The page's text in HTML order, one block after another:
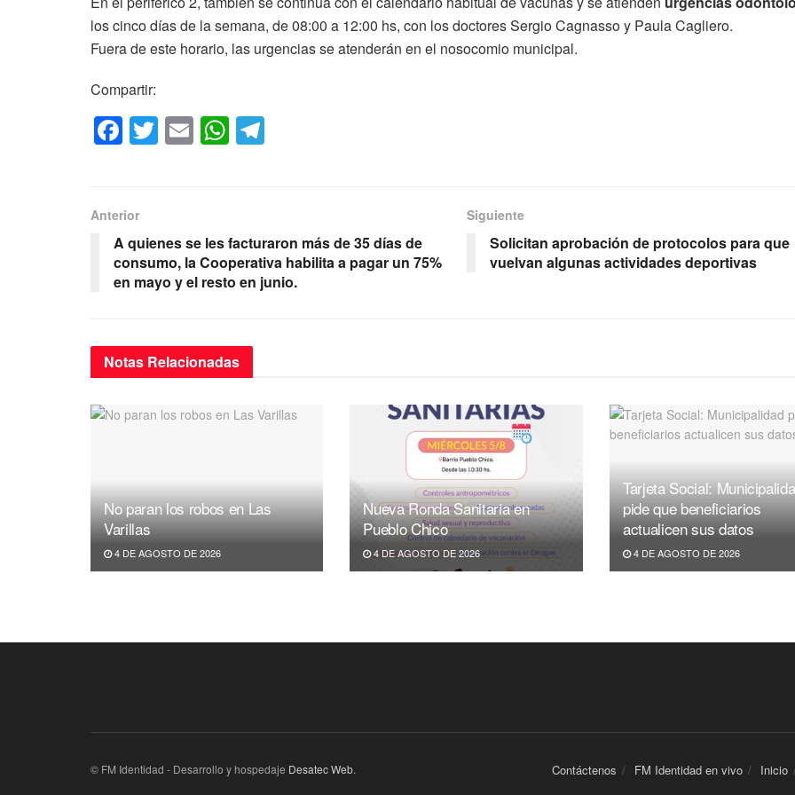
los cinco días de la semana, de 08:00 a 12:00 hs, con los doctores Sergio Cagnasso y Paula Cagliero.
Fuera de este horario, las urgencias se atenderán en el nosocomio municipal.
Compartir:
F
e
b
o
o
T E W
A
p
p
a
m
Anterior
A quienes se les facturaron más de 35 días de
consumo, la Cooperativa habilita a pagar un 75%
en mayo y el resto en junio.
Siguiente
Solicitan aprobación de protocolos para que
vuelvan algunas actividades deportivas
Notas Relacionadas
No paran los robos en Las
Varillas
4 DE AGOSTO DE 2026
Nueva Ronda Sanitaria en
Pueblo Chico
4 DE AGOSTO DE 2026
Tarjeta Social:
pide que beneficiarios
actualicen sus datos
4 DE AGOSTO DE 2026
Contáctenos FM Identidad en vivo Inicio
© FM Identidad - Desarrollo y hospedaje Desatec Web.